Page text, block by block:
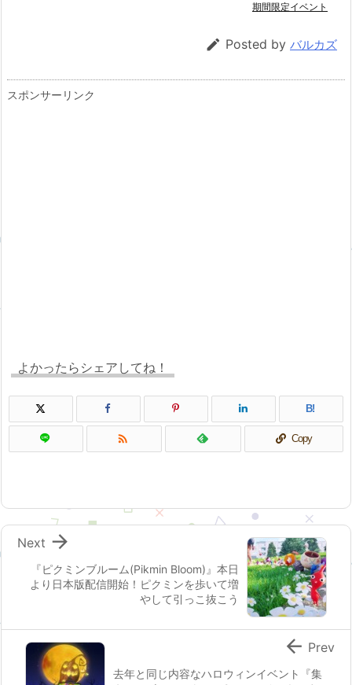
期間限定イベント
 Posted by バルカズ
スポンサーリンク
よかったらシェアしてね！
B!
 Copy
『ピクミンブルーム(Pikmin Bloom)』本日
より日本版配信開始！ピクミンを歩いて増
やして引っこ抜こう

Next
去年と同じ内容なハロウィンイベント『集
 Prev